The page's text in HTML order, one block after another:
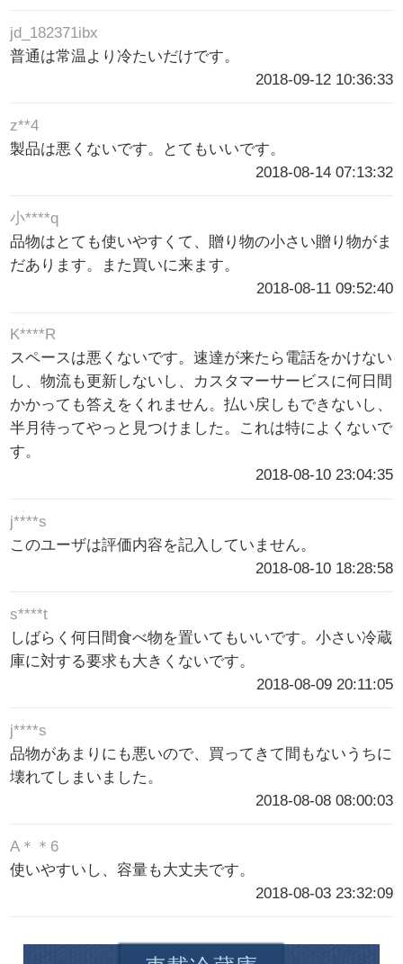
jd_182371ibx
普通は常温より冷たいだけです。
2018-09-12 10:36:33
z**4
製品は悪くないです。とてもいいです。
2018-08-14 07:13:32
小****q
品物はとても使いやすくて、贈り物の小さい贈り物がま
だあります。また買いに来ます。
2018-08-11 09:52:40
K****R
スペースは悪くないです。速達が来たら電話をかけない
し、物流も更新しないし、カスタマーサービスに何日間
かかっても答えをくれません。払い戻しもできないし、
半月待ってやっと見つけました。これは特によくないで
す。
2018-08-10 23:04:35
j****s
このユーザは評価内容を記入していません。
2018-08-10 18:28:58
s****t
しばらく何日間食べ物を置いてもいいです。小さい冷蔵
庫に対する要求も大きくないです。
2018-08-09 20:11:05
j****s
品物があまりにも悪いので、買ってきて間もないうちに
壊れてしまいました。
2018-08-08 08:00:03
A＊＊6
使いやすいし、容量も大丈夫です。
2018-08-03 23:32:09